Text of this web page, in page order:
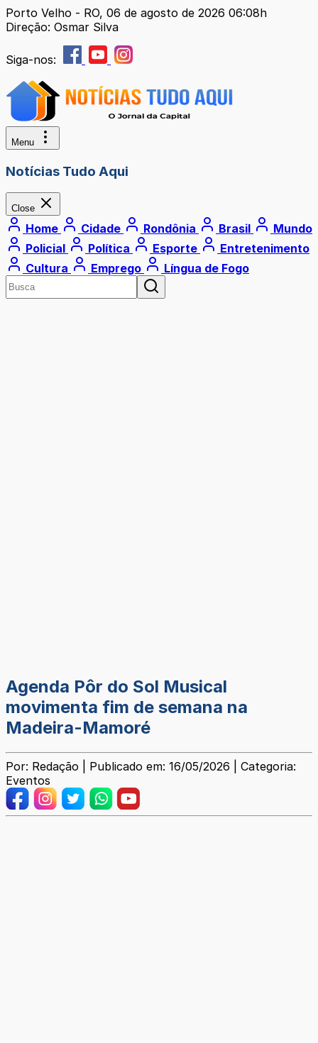
Porto Velho - RO, 06 de agosto de 2026 06:08h
Direção: Osmar Silva
Siga-nos:
Menu
Notícias Tudo Aqui
Close
Home Cidade Rondônia Brasil
Mundo
Policial
Política Esporte
Entretenimento
Cultura
Emprego Língua de Fogo
Agenda Pôr do Sol Musical
movimenta fim de semana na
Madeira-Mamoré
Por: Redação | Publicado em: 16/05/2026 | Categoria:
Eventos